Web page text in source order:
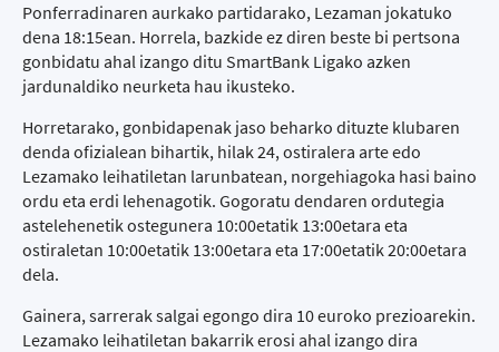
Ponferradinaren aurkako partidarako, Lezaman jokatuko
dena 18:15ean. Horrela, bazkide ez diren beste bi pertsona
gonbidatu ahal izango ditu SmartBank Ligako azken
jardunaldiko neurketa hau ikusteko.
Horretarako, gonbidapenak jaso beharko dituzte klubaren
denda ofizialean bihartik, hilak 24, ostiralera arte edo
Lezamako leihatiletan larunbatean, norgehiagoka hasi baino
ordu eta erdi lehenagotik. Gogoratu dendaren ordutegia
astelehenetik ostegunera 10:00etatik 13:00etara eta
ostiraletan 10:00etatik 13:00etara eta 17:00etatik 20:00etara
dela.
Gainera, sarrerak salgai egongo dira 10 euroko prezioarekin.
Lezamako leihatiletan bakarrik erosi ahal izango dira